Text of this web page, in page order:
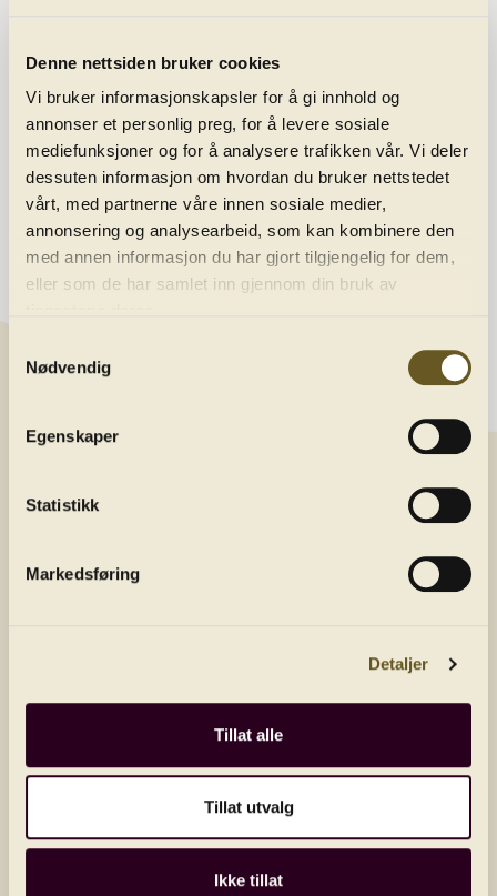
Denne nettsiden bruker cookies
Vi bruker informasjonskapsler for å gi innhold og
annonser et personlig preg, for å levere sosiale
mediefunksjoner og for å analysere trafikken vår. Vi deler
dessuten informasjon om hvordan du bruker nettstedet
vårt, med partnerne våre innen sosiale medier,
annonsering og analysearbeid, som kan kombinere den
med annen informasjon du har gjort tilgjengelig for dem,
eller som de har samlet inn gjennom din bruk av
Nødvendig
Egenskaper
Statistikk
Markedsføring
Detaljer
Tillat alle
Tillat utvalg
Ikke tillat
Program
Abonnement
Ditt besøk
Om oss
Kontakt oss
Aktuelt
Få siste nytt rett i innboksen
Send